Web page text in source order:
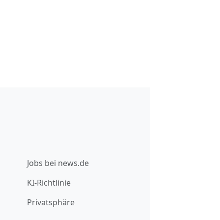
Jobs bei news.de
KI-Richtlinie
Privatsphäre